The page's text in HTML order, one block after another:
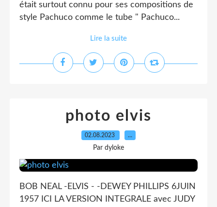
était surtout connu pour ses compositions de
style Pachuco comme le tube " Pachuco...
Lire la suite
photo elvis
02.08.2023 …
Par dyloke
BOB NEAL -ELVIS - -DEWEY PHILLIPS 6JUIN
1957 ICI LA VERSION INTEGRALE avec JUDY